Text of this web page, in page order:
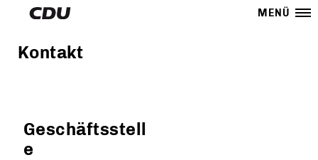
MENÜ
Kontakt
Geschäftsstell
e